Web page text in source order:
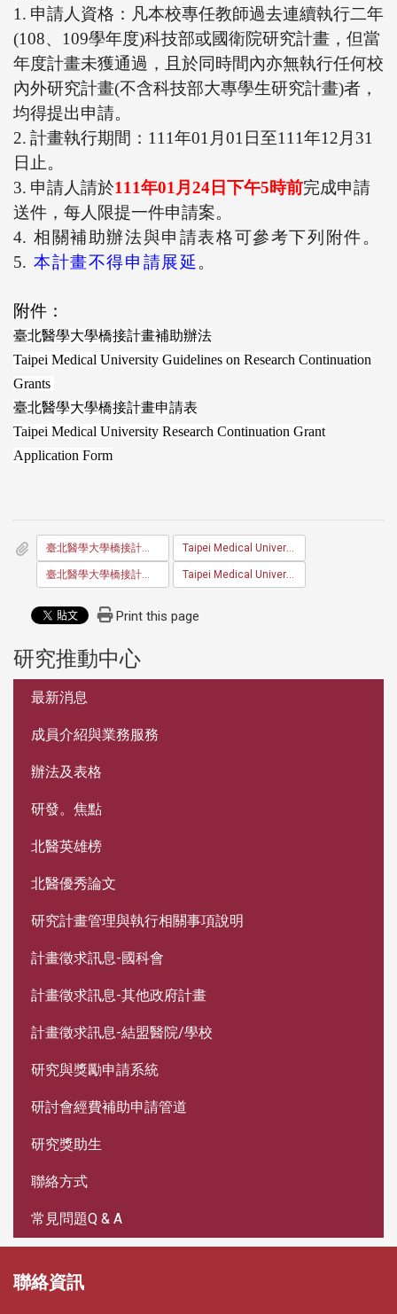
1. 申請人資格：凡本校專任教師過去連續執行二年
(108、 109學年度)科技部或國衛院研究計畫，但當
年度計畫未獲通過，且於同時間內亦無執行任何校
內外研究計畫(不含科技部大專學生研究計畫)者，
均得提出申請。
2. 計畫執行期間： 111年01月 01 日至111年12月 31
日止。
3. 申請人請於111年01月 24 日下午5時前完成申請
送件，每人限提一件申請案。
4. 相關補助辦法與申請表格可參考下列附件。
5. 本計畫不得申請展延 。
附件：
臺北醫學大學橋接計畫補助辦法
Taipei Medical University Guidelines on Research Continuation
Grants
臺北醫學大學橋接計畫申請表
Taipei Medical University Research Continuation Grant
Application Form
臺北醫學大學橋接計畫補助辦法 Taipei Medical University Guidelines on Research Continuation Grants
臺北醫學大學橋接計畫申請表 Taipei Medical University Research Continuation Grant Application Form
Print this page
研究推動中心
最新消息
成員介紹與業務服務
辦法及表格
研發。焦點
北醫英雄榜
北醫優秀論文
研究計畫管理與執行相關事項說明
計畫徵求訊息-國科會
計畫徵求訊息-其他政府計畫
計畫徵求訊息-結盟醫院/學校
研究與獎勵申請系統
研討會經費補助申請管道
研究獎助生
聯絡方式
常見問題Q & A
聯絡資訊